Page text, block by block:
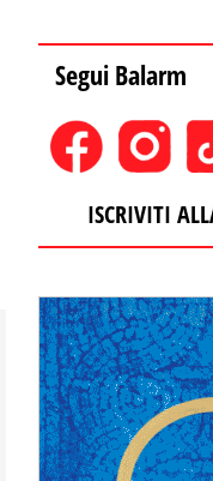
Segui Balarm
ISCRIVITI